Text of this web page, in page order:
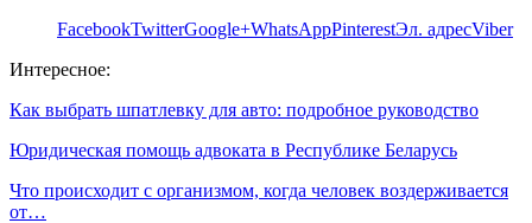
FacebookTwitterGoogle+WhatsAppPinterestЭл. адресViber
Интересное:
Как выбрать шпатлевку для авто: подробное руководство
Юридическая помощь адвоката в Республике Беларусь
Что происходит с организмом, когда человек воздерживается
от…